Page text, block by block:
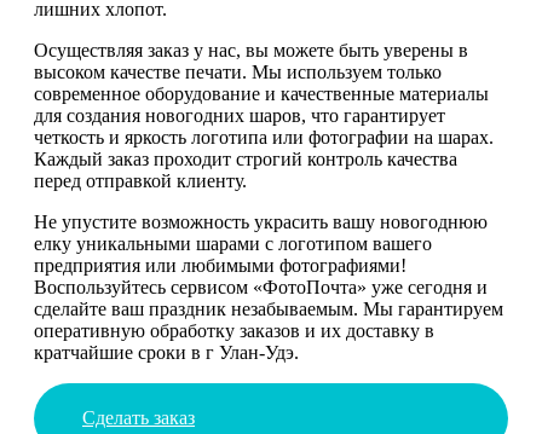
лишних хлопот.
Осуществляя заказ у нас, вы можете быть уверены в
высоком качестве печати. Мы используем только
современное оборудование и качественные материалы
для создания новогодних шаров, что гарантирует
четкость и яркость логотипа или фотографии на шарах.
Каждый заказ проходит строгий контроль качества
перед отправкой клиенту.
Не упустите возможность украсить вашу новогоднюю
елку уникальными шарами с логотипом вашего
предприятия или любимыми фотографиями!
Воспользуйтесь сервисом «ФотоПочта» уже сегодня и
сделайте ваш праздник незабываемым. Мы гарантируем
оперативную обработку заказов и их доставку в
кратчайшие сроки в г Улан-Удэ.
Сделать заказ